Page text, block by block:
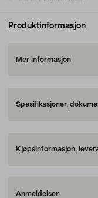
Produktinformasjon
Mer informasjon
Spesifikasjoner,
Kjøpsinformasjon,
Anmeldelser